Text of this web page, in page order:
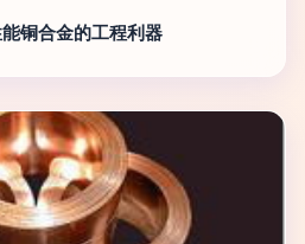
铜合金的工程利器